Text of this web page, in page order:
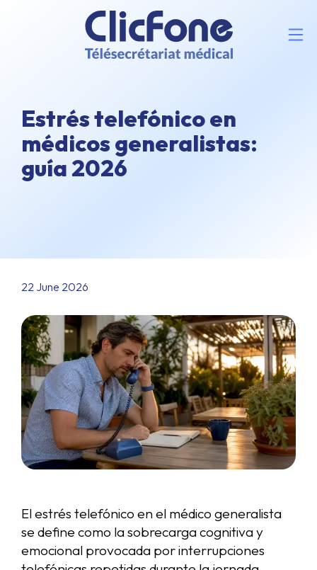
Estrés telefónico en
médicos generalistas:
guía 2026
22 June 2026
El estrés telefónico en el médico generalista
se define como la sobrecarga cognitiva y
emocional provocada por interrupciones